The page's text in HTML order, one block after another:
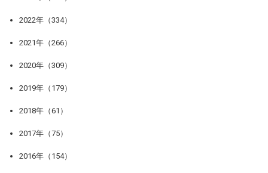
2022年（334）
2021年（266）
2020年（309）
2019年（179）
2018年（61）
2017年（75）
2016年（154）